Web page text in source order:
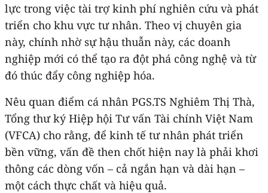
lực trong việc tài trợ kinh phí nghiên cứu và phát
triển cho khu vực tư nhân. Theo vị chuyên gia
này, chính nhờ sự hậu thuẫn này, các doanh
nghiệp mới có thể tạo ra đột phá công nghệ và từ
đó thúc đẩy công nghiệp hóa.
Nêu quan điểm cá nhân PGS.TS Nghiêm Thị Thà,
Tổng thư ký Hiệp hội Tư vấn Tài chính Việt Nam
(VFCA) cho rằng, để kinh tế tư nhân phát triển
bền vững, vấn đề then chốt hiện nay là phải khơi
thông các dòng vốn – cả ngắn hạn và dài hạn –
một cách thực chất và hiệu quả.